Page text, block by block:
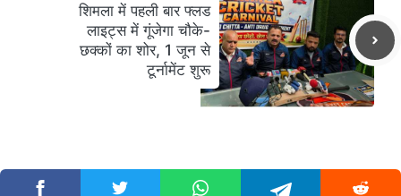
शिमला में पहली बार फ्लड
लाइट्स में गूंजेगा चौके-
छक्कों का शोर, 1 जून से
टूर्नामेंट शुरू